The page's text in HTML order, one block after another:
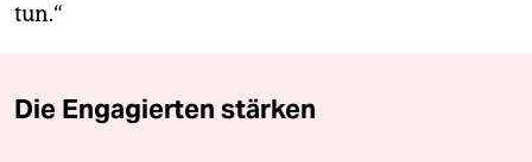
tun.“
Die Engagierten stärken